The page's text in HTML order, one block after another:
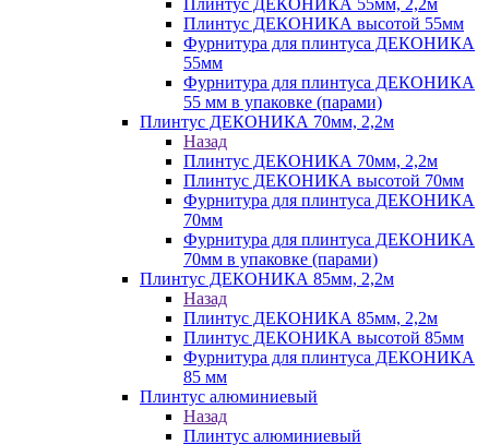
Плинтус ДЕКОНИКА 55мм, 2,2м
Плинтус ДЕКОНИКА высотой 55мм
Фурнитура для плинтуса ДЕКОНИКА
55мм
Фурнитура для плинтуса ДЕКОНИКА
55 мм в упаковке (парами)
Плинтус ДЕКОНИКА 70мм, 2,2м
Назад
Плинтус ДЕКОНИКА 70мм, 2,2м
Плинтус ДЕКОНИКА высотой 70мм
Фурнитура для плинтуса ДЕКОНИКА
70мм
Фурнитура для плинтуса ДЕКОНИКА
70мм в упаковке (парами)
Плинтус ДЕКОНИКА 85мм, 2,2м
Назад
Плинтус ДЕКОНИКА 85мм, 2,2м
Плинтус ДЕКОНИКА высотой 85мм
Фурнитура для плинтуса ДЕКОНИКА
85 мм
Плинтус алюминиевый
Назад
Плинтус алюминиевый